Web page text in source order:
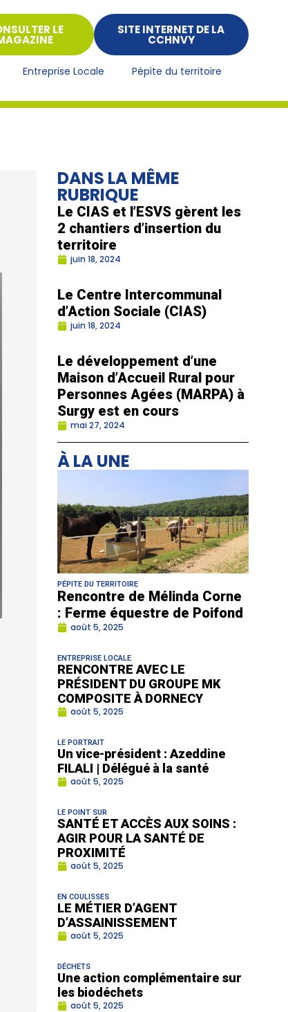
LE SITE INTERNET DE LA
CCHNVY
Entreprise Locale Pépite du territoire
DANS LA MÊME
RUBRIQUE
Le CIAS et l’ESVS gèrent les
2 chantiers d’insertion du
territoire
juin 18, 2024
Le Centre Intercommunal
d’Action Sociale (CIAS)
juin 18, 2024
Le développement d’une
Maison d’Accueil Rural pour
Personnes Agées (MARPA) à
Surgy est en cours
mai 27, 2024
À LA UNE
PÉPITE DU TERRITOIRE
Rencontre de Mélinda Corne
: Ferme équestre de Poifond
août 5, 2025
ENTREPRISE LOCALE
RENCONTRE AVEC LE
PRÉSIDENT DU GROUPE MK
COMPOSITE À DORNECY
août 5, 2025
LE PORTRAIT
Un vice-président : Azeddine
FILALI | Délégué à la santé
août 5, 2025
LE POINT SUR
SANTÉ ET ACCÈS AUX SOINS :
AGIR POUR LA SANTÉ DE
PROXIMITÉ
août 5, 2025
EN COULISSES
LE MÉTIER D’AGENT
D’ASSAINISSEMENT
août 5, 2025
DÉCHETS
Une action complémentaire sur
les biodéchets
août 5, 2025